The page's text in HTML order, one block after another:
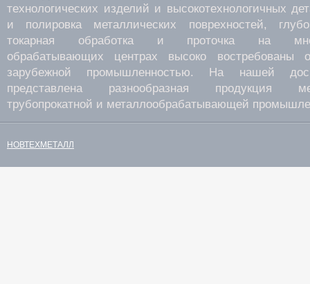
технологических изделий и высокотехнологичных
и полировка металлических поврехностей,
токарная обработка и проточка на
обрабатывающих центрах высоко востребованы
зарубежной промышленностью. На нашей
представлена разнообразная продукция
трубопрокатной и металлообрабатывающей
НОВТЕХМЕТАЛЛ